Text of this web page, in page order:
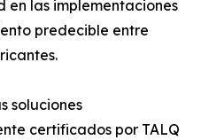
las implementaciones
predecible entre
soluciones
certificados por TALQ